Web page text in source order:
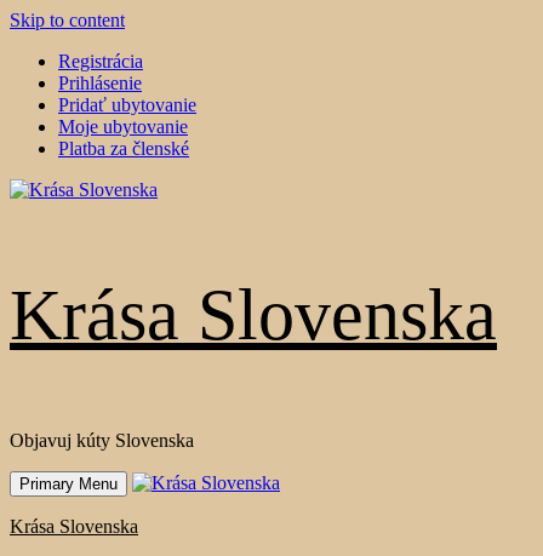
Skip to content
Registrácia
Prihlásenie
Pridať ubytovanie
Moje ubytovanie
Platba za členské
Krása Slovenska
Objavuj kúty Slovenska
Primary Menu
Krása Slovenska